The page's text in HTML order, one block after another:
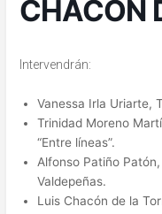
CHACÓN
Intervendrán:
Vanessa Irla Uriarte,
Trinidad Moreno
“Entre líneas”.
Alfonso Patiño
Valdepeñas.
Luis Chacón de la